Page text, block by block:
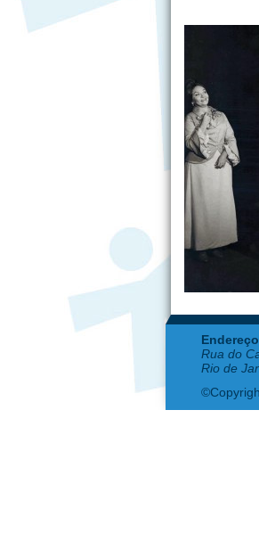
Endereço
Rua do
Rio de